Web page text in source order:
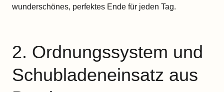
wunderschönes, perfektes Ende für jeden Tag.
2. Ordnungssystem und
Schubladeneinsatz aus